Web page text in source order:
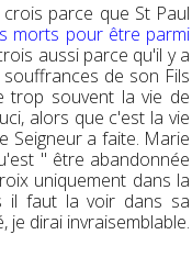
parce que St Paul
morts pour être parmi
aussi parce qu'il y a
de son Fils
trop souvent la vie de
alors que c'est la vie
Seigneur a faite. Marie
" être abandonnée
uniquement dans la
il faut la voir dans sa
je dirai invraisemblable.